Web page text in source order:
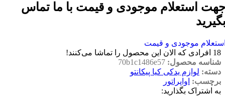
استعلام موجودی و قیمت با ما تماس
موجودی و قیمت
18 افرادی که الان این محصول را تماشا می‌کنند!
شناسه محصول: 70b1c1486e57
دسته: لوازم یدکی کیا پیکانتو
برچسب: اواپراتور
به اشتراک بگذارید: